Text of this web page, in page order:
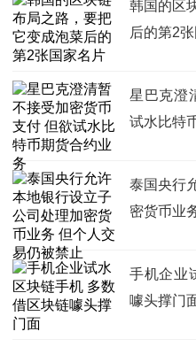
韩国的区
后的第2
星巴克澄
试水比特
泰国央行
密货币业
手机企业
噱头撑门